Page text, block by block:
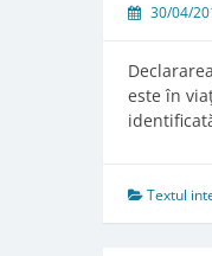
30/04/
este în
Textul